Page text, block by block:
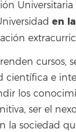
en
cursos,
científica e
los
ser el
la sociedad